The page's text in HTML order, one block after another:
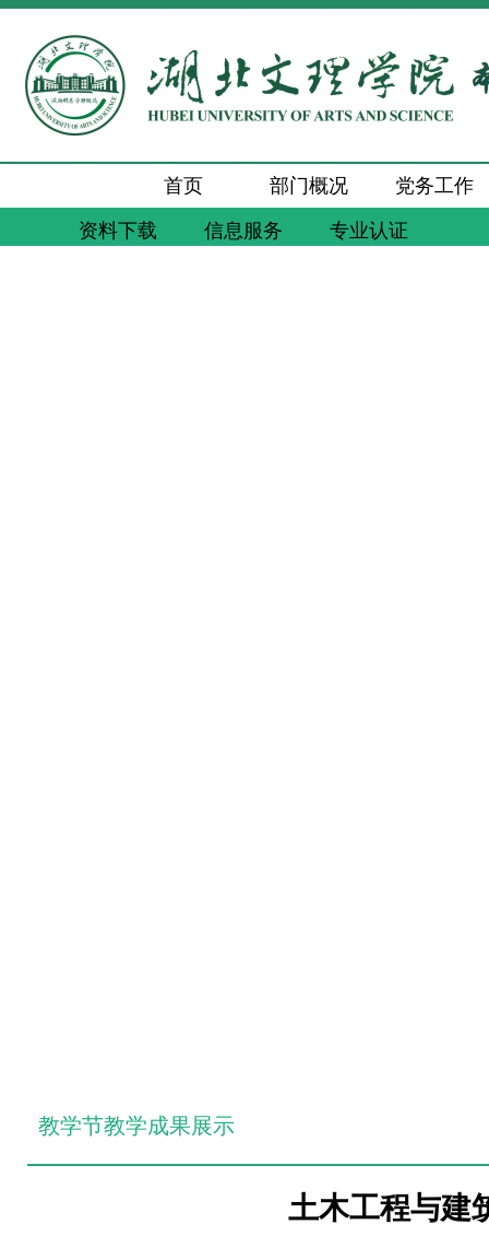
首页 部门概况 党务工作
资料下载 信息服务 专业认证
教学节教学成果展示
土木工程与建